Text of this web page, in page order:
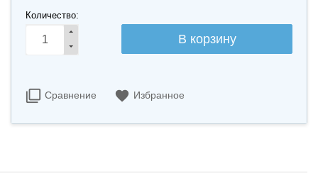
Количество:
Сравнение Избранное